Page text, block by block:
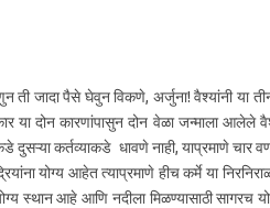
पैसे घेवुन विकणे, अर्जुना! वैश्यांनी या
या दोन कारणांपासुन दोन वेळा जन्माला आलेले
दुसऱ्या कर्तव्याकडे धावणे नाही, याप्रमाणे चार
योग्य आहेत त्याप्रमाणे हीच कर्मे या
स्थान आहे आणि नदीला मिळण्यासाठी सागरच